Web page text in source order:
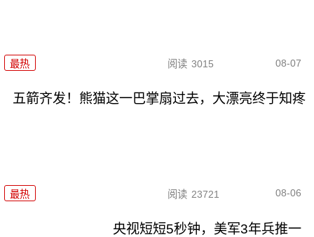
最热 阅读 3015 08-07
五箭齐发！熊猫这一巴掌扇过去，大漂亮终于知疼
最热 阅读 23721 08-06
央视短短5秒钟，美军3年兵推一